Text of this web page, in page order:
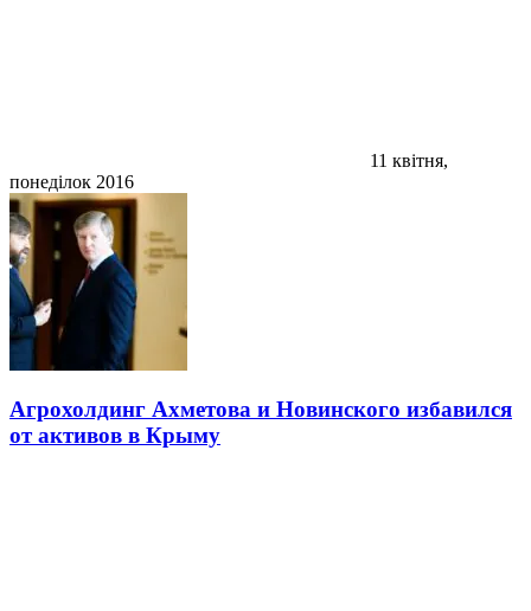
11 квітня,
понеділок 2016
Агрохолдинг Ахметова и Новинского избавился
от активов в Крыму